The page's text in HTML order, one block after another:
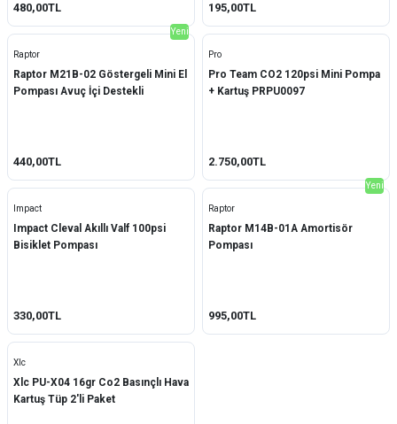
480,00TL 195,00TL
Yeni
Raptor
Raptor M21B-02 Göstergeli Mini El
Pompası Avuç İçi Destekli
440,00TL
Pro
Pro Team CO2 120psi Mini Pompa
+ Kartuş PRPU0097
2.750,00TL
Impact
Impact Cleval Akıllı Valf 100psi
Bisiklet Pompası
330,00TL
Yeni
Raptor
Raptor M14B-01A Amortisör
Pompası
995,00TL
Xlc
Xlc PU-X04 16gr Co2 Basınçlı Hava
Kartuş Tüp 2'li Paket